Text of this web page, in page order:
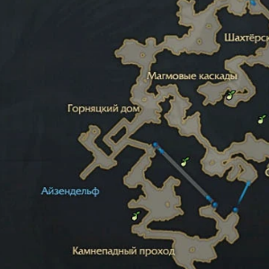
Меч
«История одного
1 этап, который берется у Адвентура